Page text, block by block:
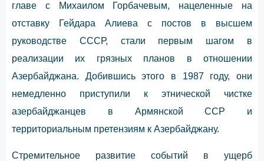
главе с Михаилом Горбачевым, нацеленные на
отставку Гейдара Алиева с постов в высшем
руководстве СССР, стали первым шагом в
реализации их грязных планов в отношении
Азербайджана. Добившись этого в 1987 году, они
немедленно приступили к этнической чистке
азербайджанцев в Армянской ССР и
территориальным претензиям к Азербайджану.
Стремительное развитие событий в ущерб